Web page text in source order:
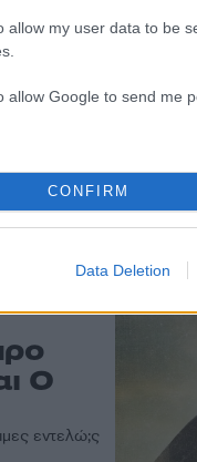
allow my user data to be
allow Google to send me
CONFIRM
Data Deletion
5
Καθώς οι
Ο
εντελώ;ς